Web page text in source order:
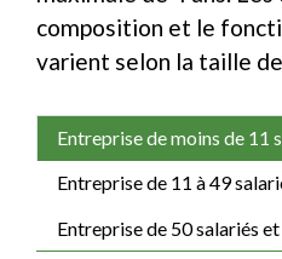
composition et le
varient selon la taille
Entreprise de moins de 11
Entreprise de 11 à 49
Entreprise de 50 salariés